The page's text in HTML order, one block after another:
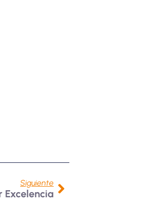
Siguiente
Excelencia